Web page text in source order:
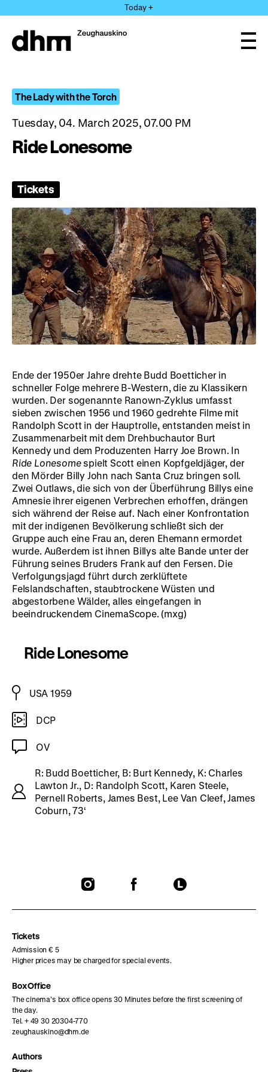
directly
the
Today +
The Lady with the Torch
Tuesday, 04. March 2025, 07.00 PM
Ride Lonesome
Tickets
Ende der 1950er Jahre drehte Budd Boetticher in
schneller Folge mehrere B-Western, die zu Klassikern
wurden. Der sogenannte Ranown-Zyklus umfasst
sieben zwischen 1956 und 1960 gedrehte Filme mit
Randolph Scott in der Hauptrolle, entstanden meist in
Zusammenarbeit mit dem Drehbuchautor Burt
Kennedy und dem Produzenten Harry Joe Brown. In
Ride Lonesomespielt Scott einen Kopfgeldjäger, der
den Mörder Billy John nach Santa Cruz bringen soll.
Zwei Outlaws, die sich von der Überführung Billys eine
Amnesie ihrer eigenen Verbrechen erhoffen, drängen
sich während der Reise auf. Nach einer Konfrontation
mit der indigenen Bevölkerung schließt sich der
Gruppe auch eine Frau an, deren Ehemann ermordet
wurde. Außerdem ist ihnen Billys alte Bande unter der
Führung seines Bruders Frank auf den Fersen. Die
Verfolgungsjagd führt durch zerklüftete
Felslandschaften, staubtrockene Wüsten und
abgestorbene Wälder, alles eingefangen in
beeindruckendem CinemaScope. (mxg)
Ride Lonesome
USA 1959
DCP
OV
R: Budd Boetticher, B: Burt Kennedy, K: Charles
Lawton Jr., D: Randolph Scott, Karen Steele,
Pernell Roberts, James Best, Lee Van Cleef, James
Coburn, 73‘
To
To
To
Tickets
Admission € 5
Higher prices may be charged for special events.
Box Office
The cinema’s box office opens 30 Minutes before the first screening of
the day.
Tel. + 49 30 20304-770
zeughauskino@dhm.de
Authors